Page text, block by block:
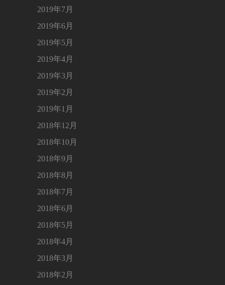
2019年7月
2019年6月
2019年5月
2019年4月
2019年3月
2019年2月
2019年1月
2018年12月
2018年10月
2018年9月
2018年8月
2018年7月
2018年6月
2018年5月
2018年4月
2018年3月
2018年2月